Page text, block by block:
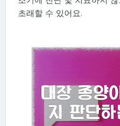
초래할 수 있어요.